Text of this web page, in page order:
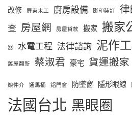
改修 屏東木工 廚房設備 影印裝訂
查 房屋網 房屋貸款 搬家 搬家
器 水電工程 法律諮詢 泥作
舊屋翻新 蔡淑君 豪宅 貨運搬家
娘仲介 通馬桶 鋁門窗 防墜窗 隱形眼線
法國台北 黑眼圈